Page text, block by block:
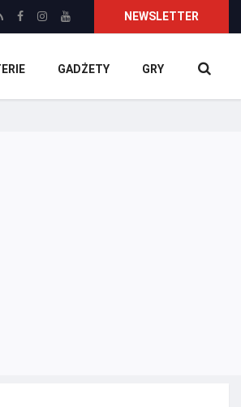
NEWSLETTER
GADŻETY GRY